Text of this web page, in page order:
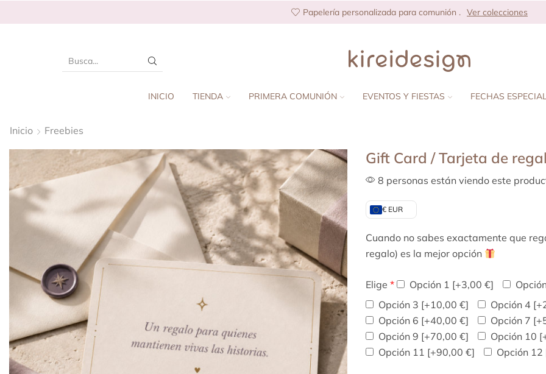
Papelería personalizada para comunión . Ver colecciones
INICIO TIENDA PRIMERA COMUNIÓN EVENTOS Y FIESTAS FECHAS
Inicio Freebies
Gift Card / Tarjeta de
8 personas están viendo este
€ EUR
Cuando no sabes exactamente que
regalo) es la mejor opción
Elige * Opción 1 [+3,00 €]
Opción 3 [+10,00 €] Opción 4
Opción 6 [+40,00 €] Opción 7
Opción 9 [+70,00 €] Opción 10
Opción 11 [+90,00 €] Opción 12